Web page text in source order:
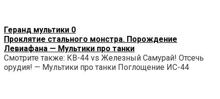
Геранд мультики 0
Проклятие стального монстра. Порождение
Левиафана — Мультики про танки
Смотрите также: КВ-44 vs Железный Самурай! Отсечь
орудия! — Мультики про танки Поглощение ИС-44